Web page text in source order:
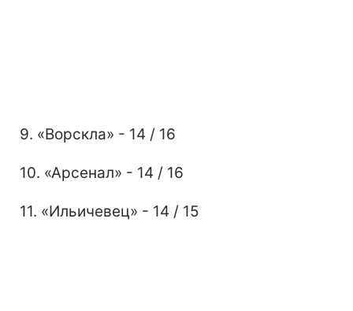
9. «Ворскла» - 14 / 16
10. «Арсенал» - 14 / 16
11. «Ильичевец» - 14 / 15